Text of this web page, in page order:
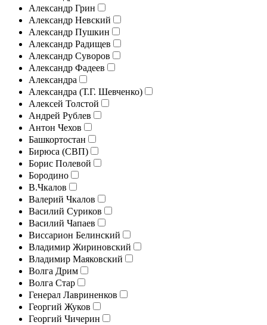
Александр Грин
Александр Невский
Александр Пушкин
Александр Радищев
Александр Суворов
Александр Фадеев
Александра
Александра (Т.Г. Шевченко)
Алексей Толстой
Андрей Рублев
Антон Чехов
Башкортостан
Бирюса (СВП)
Борис Полевой
Бородино
В.Чкалов
Валерий Чкалов
Василий Суриков
Василий Чапаев
Виссарион Белинский
Владимир Жириновский
Владимир Маяковский
Волга Дрим
Волга Стар
Генерал Лавриненков
Георгий Жуков
Георгий Чичерин